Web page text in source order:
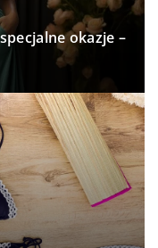
okazje –